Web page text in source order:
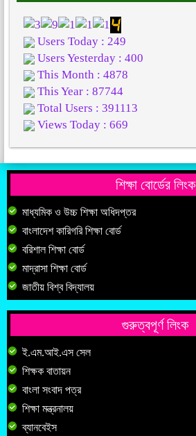
Users Today : 249
Users Yesterday : 400
This Month : 4878
This Year : 87744
Total Users : 391113
Views Today : 669
শিক্ষা বোর্ডের লিংক
মাধ্যমিক ও উচ্চ শিক্ষা অধিদপ্তর
বাংলাদেশ কারিগরি শিক্ষা বোর্ড
বরিশাল শিক্ষা বোর্ড
মাদ্রাসা শিক্ষা বোর্ড
জাতীয় বিশ্ব বিদ্যালয়
গুরুত্বপূর্ণ লিংক
ই.এম.আই.এস সেল
শিক্ষক বাতায়ন
বাংলা সংবাদ পত্র
শিক্ষা মন্ত্রনালয়
ব্যানবেইস